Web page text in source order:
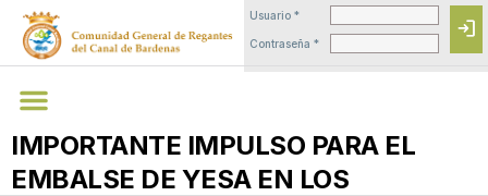
Usuario *
Contraseña *
login
IMPORTANTE IMPULSO PARA EL
EMBALSE DE YESA EN LOS